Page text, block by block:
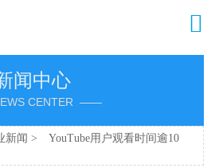

闻中心
CENTER ——
新闻 >
YouTube用户观看时间逾10